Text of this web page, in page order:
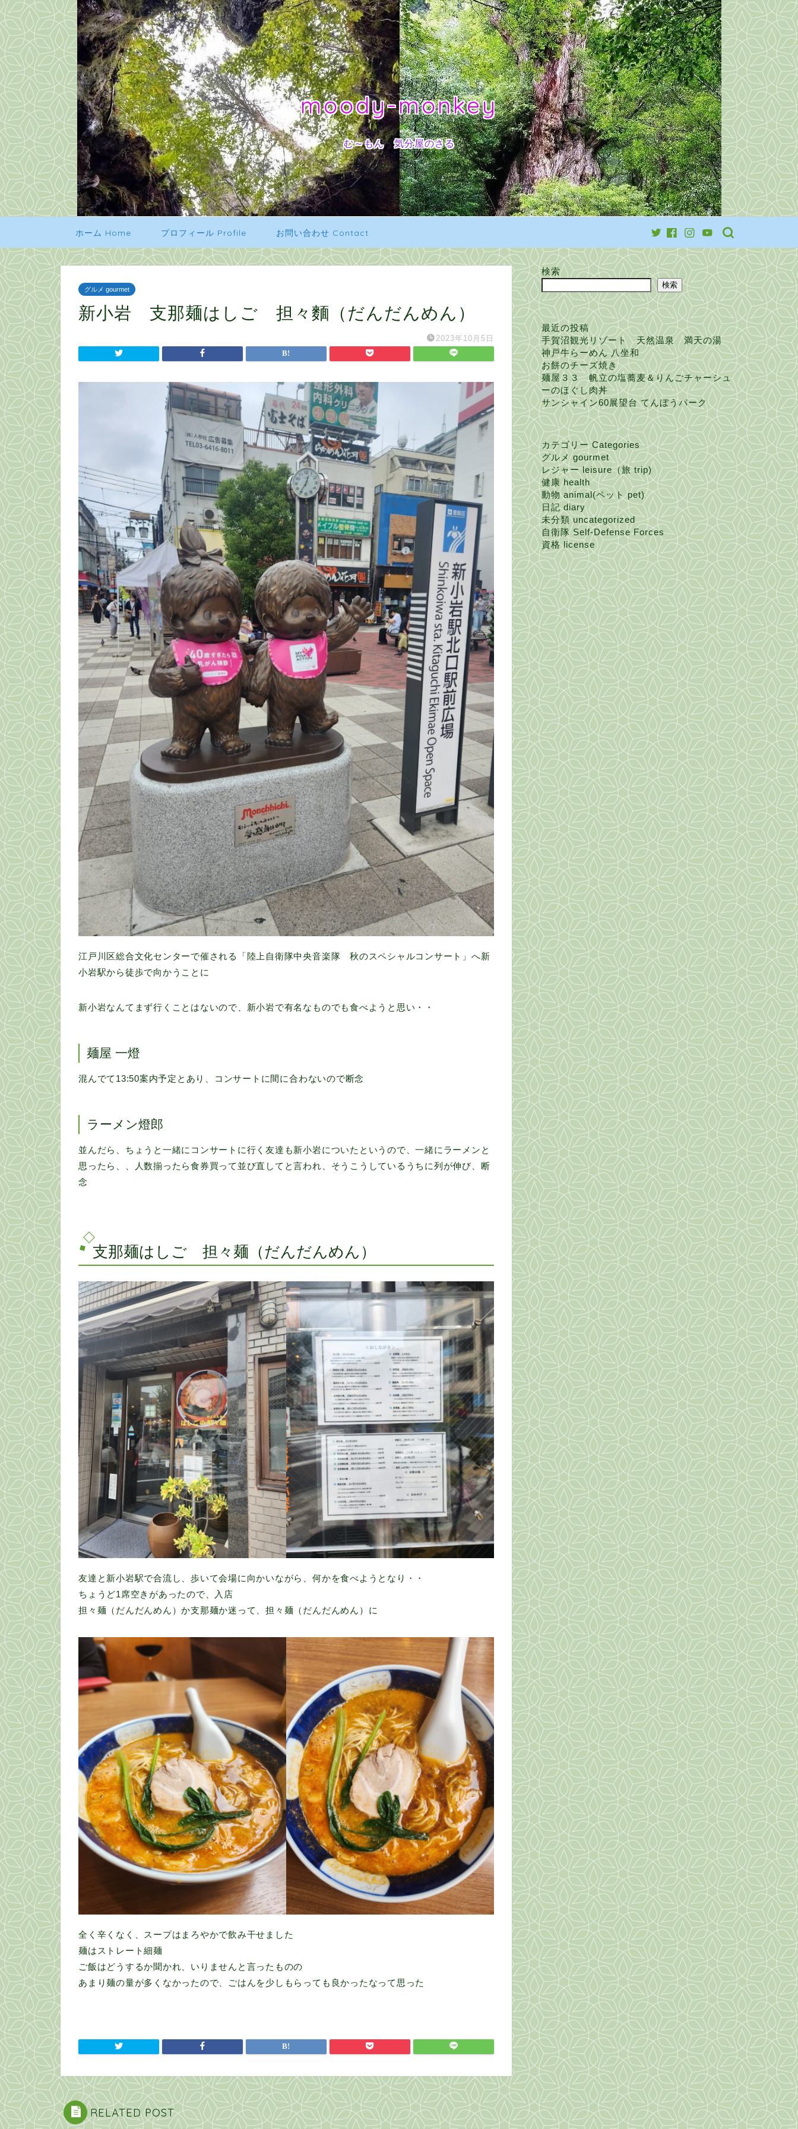
moody-monkey
む～もん 気分屋のさる
ホーム Home プロフィール Profile お問い合わせ Contact
グルメ gourmet
新小岩 支那麺はしご 担々麵（だんだんめん）
2023年10月5日
江戸川区総合文化センターで催される「陸上自衛隊中央音楽隊 秋のスペシャルコンサート」へ新
小岩駅から徒歩で向かうことに
新小岩なんてまず行くことはないので、新小岩で有名なものでも食べようと思い・・
麺屋 一燈
混んでて13:50案内予定とあり、コンサートに間に合わないので断念
ラーメン燈郎
並んだら、ちょうと一緒にコンサートに行く友達も新小岩についたというので、一緒にラーメンと
思ったら、、人数揃ったら食券買って並び直してと言われ、そうこうしているうちに列が伸び、断
念
支那麺はしご 担々麺（だんだんめん）
友達と新小岩駅で合流し、歩いて会場に向かいながら、何かを食べようとなり・・
ちょうど1席空きがあったので、入店
担々麺（だんだんめん）か支那麺か迷って、担々麺（だんだんめん）に
全く辛くなく、スープはまろやかで飲み干せました
麺はストレート細麺
ご飯はどうするか聞かれ、いりませんと言ったものの
あまり麺の量が多くなかったので、ごはんを少しもらっても良かったなって思った
RELATED POST
検索
検索
最近の投稿
手賀沼観光リゾート 天然温泉 満天の湯
神戸牛らーめん 八坐和
お餅のチーズ焼き
麺屋３３ 帆立の塩蕎麦＆りんごチャーシュ
ーのほぐし肉丼
サンシャイン60展望台 てんぼうパーク
カテゴリー Categories
グルメ gourmet
レジャー leisure（旅 trip)
健康 health
動物 animal(ペット pet)
日記 diary
未分類 uncategorized
自衛隊 Self-Defense Forces
資格 license